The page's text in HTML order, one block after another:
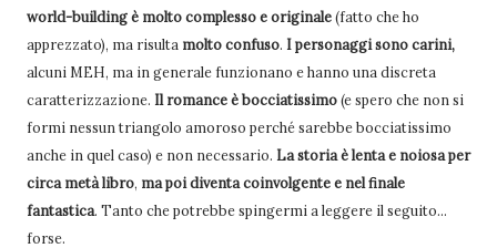
world-building è molto complesso e originale(fatto che ho
apprezzato), ma risulta molto confuso. I personaggi sono carini,
alcuni MEH, ma in generale funzionano e hanno una discreta
caratterizzazione. Il romance è bocciatissimo(e spero che non si
formi nessun triangolo amoroso perché sarebbe bocciatissimo
anche in quel caso) e non necessario. La storia è lenta e noiosa per
circa metà libro, ma poi diventa coinvolgente e nel finale
fantastica. Tanto che potrebbe spingermi a leggere il seguito...
forse.